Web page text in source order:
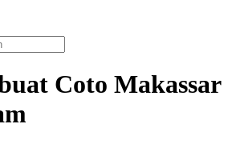
Coto Makassar